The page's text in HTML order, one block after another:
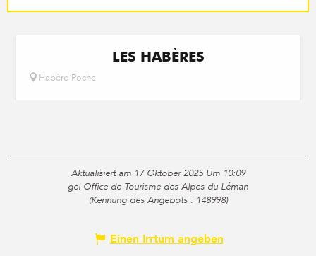
LES HABÈRES
Habère-Poche
Aktualisiert am 17 Oktober 2025 Um 10:09
gei Office de Tourisme des Alpes du Léman
(Kennung des Angebots : 148998)
Einen Irrtum angeben